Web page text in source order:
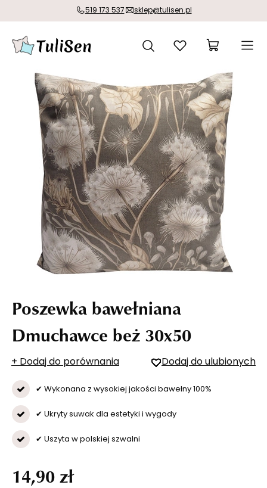
519 173 537 sklep@tulisen.pl
Poszewka bawełniana
Dmuchawce beż 30x50
+ Dodaj do porównania Dodaj do ulubionych
✔ Wykonana z wysokiej jakości bawełny 100%
✔ Ukryty suwak dla estetyki i wygody
✔ Uszyta w polskiej szwalni
14,90 zł